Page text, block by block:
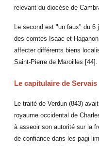
relevant du diocèse de
Le second est "un faux" du
des comtes Isaac et
affecter différents biens
Saint-Pierre de Maroilles [44].
Le capitulaire de Servais
Le traité de Verdun (843)
royaume occidental de
à asseoir son autorité sur la
de confiance dans les pagi